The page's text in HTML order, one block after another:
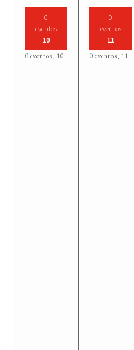
0
eventos
10
0 eventos, 10
0
eventos
11
0 eventos, 11